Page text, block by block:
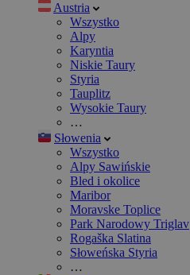
Austria
Wszystko
Alpy
Karyntia
Niskie Taury
Styria
Tauplitz
Wysokie Taury
…
Słowenia
Wszystko
Alpy Sawińskie
Bled i okolice
Maribor
Moravske Toplice
Park Narodowy Triglav
Rogaška Slatina
Słoweńska Styria
…